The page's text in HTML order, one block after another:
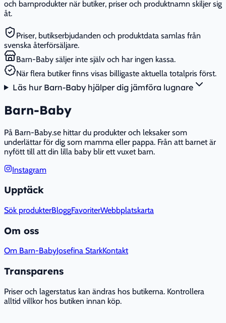
och barnprodukter när butiker, priser och produktnamn skiljer sig
åt.
Priser, butikserbjudanden och produktdata samlas från
svenska återförsäljare.
Barn-Baby säljer inte själv och har ingen kassa.
När flera butiker finns visas billigaste aktuella totalpris först.
Läs hur Barn-Baby hjälper dig jämföra lugnare
Barn-Baby
På Barn-Baby.se hittar du produkter och leksaker som
underlättar för dig som mamma eller pappa. Från att barnet är
nyfött till att din lilla baby blir ett vuxet barn.
Instagram
Upptäck
Sök produkterBloggFavoriterWebbplatskarta
Om oss
Om Barn-BabyJosefina StarkKontakt
Transparens
Priser och lagerstatus kan ändras hos butikerna. Kontrollera
alltid villkor hos butiken innan köp.